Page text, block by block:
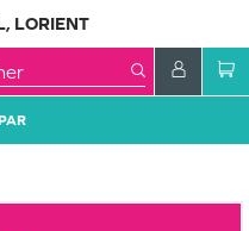
LORIENT